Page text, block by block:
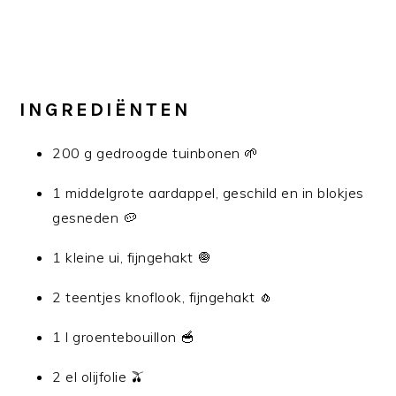
INGREDIËNTEN
200 g gedroogde tuinbonen 🌱
1 middelgrote aardappel, geschild en in blokjes
gesneden 🥔
1 kleine ui, fijngehakt 🧅
2 teentjes knoflook, fijngehakt 🧄
1 l groentebouillon 🥣
2 el olijfolie 🫒